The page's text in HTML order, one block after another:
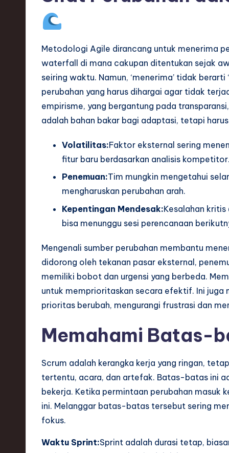
ft
w
Metodologi Agile dirancang untuk menerima
waterfall di mana cakupan ditentukan sejak
seiring waktu. Namun, ‘menerima’ tidak
perubahan yang harus dihargai agar tidak
empirisme, yang bergantung pada
adalah bahan bakar bagi adaptasi, tetapi
Volatilitas:Faktor eksternal sering
fitur baru berdasarkan analisis kompetitor.
Penemuan:Tim mungkin mengetahui
mengharuskan perubahan arah.
Kepentingan Mendesak:Kesalahan
bisa menunggu sesi perencanaan
Mengenali sumber perubahan membantu
didorong oleh tekanan pasar eksternal,
memiliki bobot dan urgensi yang berbeda.
untuk memprioritaskan secara efektif. Ini juga
prioritas berubah, mengurangi frustrasi dan
Memahami Batas-
Scrum adalah kerangka kerja yang ringan,
tertentu, acara, dan artefak. Batas-batas ini
bekerja. Ketika permintaan perubahan masuk
ini. Melanggar batas-batas tersebut sering
fokus.
Waktu Sprint:Sprint adalah durasi tetap,